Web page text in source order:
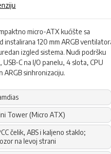
micro-ATX kućište sa
instalirana 120 mm ARGB
izgled sistema. Nudi podršku
C na I/O panelu, 4 slota, CPU
ARGB sinhronizaciju.
Tower (Micro ATX)
čelik, ABS i kaljeno staklo;
na levoj strani